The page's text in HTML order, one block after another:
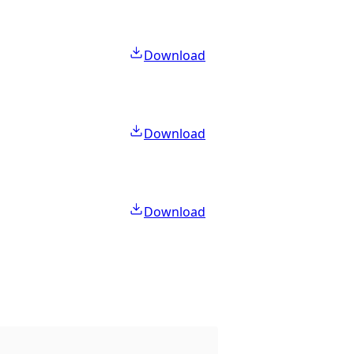
Download
Download
Download